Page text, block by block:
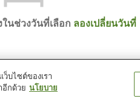
นช่วงวันที่เลือก ลองเปลี่ยนวันที่
บไซต์ของเรา
อีกด้วย นโยบาย